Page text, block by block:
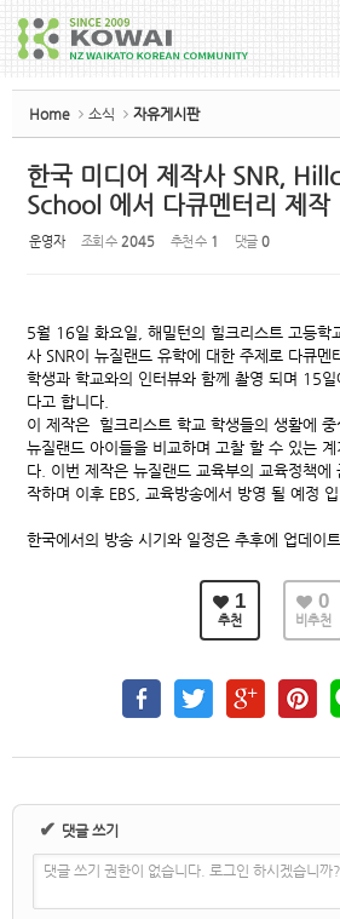
Home 소식 자유게시판
한국 미디어 제작사 SNR,
School 에서 다큐멘터리 제작
운영자 조회 수 2045 추천 수 1 댓글 0
5월 16일 화요일, 해밀턴의 힐크리스트 고등학
사 SNR이 뉴질랜드 유학에 대한 주제로 다큐멘
학생과 학교와의 인터뷰와 함께 촬영 되며 15
다고 합니다.
이 제작은 힐크리스트 학교 학생들의 생활에
뉴질랜드 아이들을 비교하며 고찰 할 수 있는
다. 이번 제작은 뉴질랜드 교육부의 교육정책에
작하며 이후 EBS, 교육방송에서 방영 될 예정 입
한국에서의 방송 시기와 일정은 추후에 업데이
1
추천
0
비추천
✔ 댓글 쓰기
댓글 쓰기 권한이 없습니다. 로그인 하시겠습니까?
Sketchbook5, 스케
Sketchbook5, 스케치